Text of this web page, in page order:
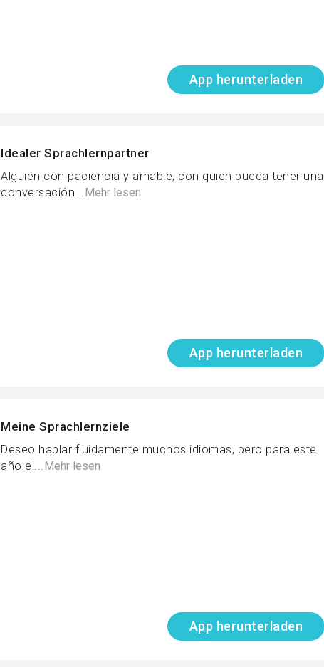
App herunterladen
Idealer Sprachlernpartner
Alguien con paciencia y amable, con quien pueda tener una
conversación...Mehr lesen
App herunterladen
Meine Sprachlernziele
Deseo hablar fluidamente muchos idiomas, pero para este
año el...Mehr lesen
App herunterladen